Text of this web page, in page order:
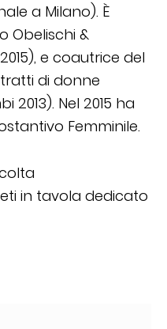
a Milano). È
Obelischi &
e coautrice del
di donne
Nel 2015 ha
Femminile.
in tavola dedicato